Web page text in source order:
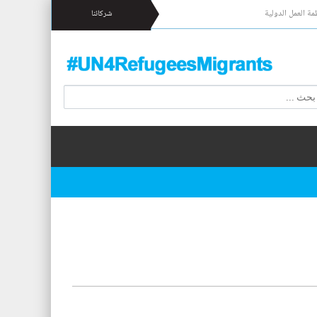
العمل الدولية شركائنا